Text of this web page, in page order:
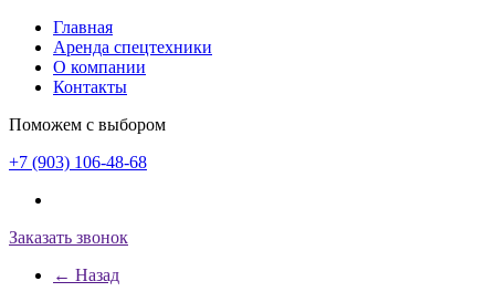
Главная
Аренда спецтехники
О компании
Контакты
Поможем с выбором
+7 (903) 106-48-68
Заказать звонок
← Назад